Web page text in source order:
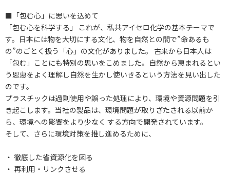
■「包む心」に思いを込めて
「包む心を科学する」 これが、私共アイセロ化学の基本テーマで
す。日本には物を大切にする文化、物を自然との間で”命あるも
の”のごとく扱う「心」の文化がありました。 古来から日本人は
「包む」ことにも特別の思いをこめました。自然から恵まれるとい
う恩恵をよく理解し自然を生かし使いきるという方法を見い出した
のです。
プラスチックは過剰使用や誤った処理により、環境や資源問題を引
き起こします。当社の製品は、環境問題が取りざたされる以前か
ら、環境への影響をより少なく する方向で開発されています。
そして、さらに環境対策を推し進めるために、
・ 徹底した省資源化を図る
・ 再利用・リンクさせる